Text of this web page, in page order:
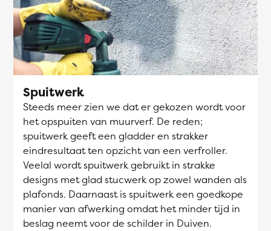
Spuitwerk
Steeds meer zien we dat er gekozen wordt voor
het opspuiten van muurverf. De reden;
spuitwerk geeft een gladder en strakker
eindresultaat ten opzicht van een verfroller.
Veelal wordt spuitwerk gebruikt in strakke
designs met glad stucwerk op zowel wanden als
plafonds. Daarnaast is spuitwerk een goedkope
manier van afwerking omdat het minder tijd in
beslag neemt voor de schilder in Duiven.